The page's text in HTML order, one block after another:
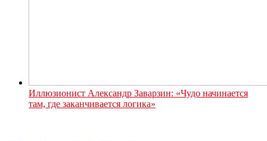
Иллюзионист Александр Заварзин: «Чудо начинается
там, где заканчивается логика»